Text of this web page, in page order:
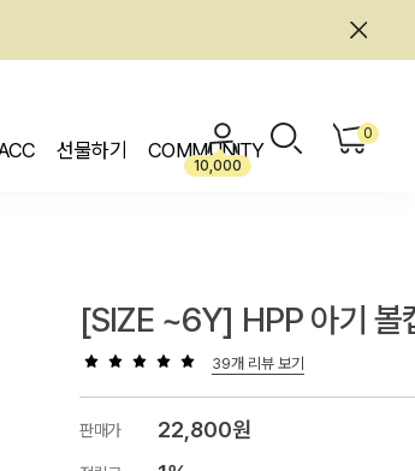
선물하기 COMMUNITY
10,000
0
[SIZE ~6Y] HPP 아기 볼
39개 리뷰 보기
판매가 22,800원